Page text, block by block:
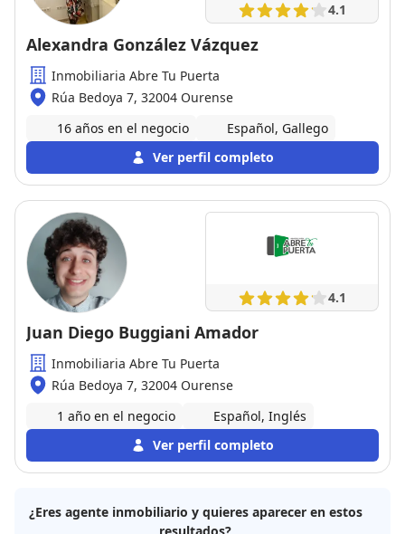
4.1
Alexandra González Vázquez
Inmobiliaria Abre Tu Puerta
Rúa Bedoya 7, 32004 Ourense
16 años en el negocio
Español, Gallego
Ver perfil completo
4.1
Juan Diego Buggiani Amador
Inmobiliaria Abre Tu Puerta
Rúa Bedoya 7, 32004 Ourense
1 año en el negocio
Español, Inglés
Ver perfil completo
¿Eres agente inmobiliario y quieres aparecer en estos